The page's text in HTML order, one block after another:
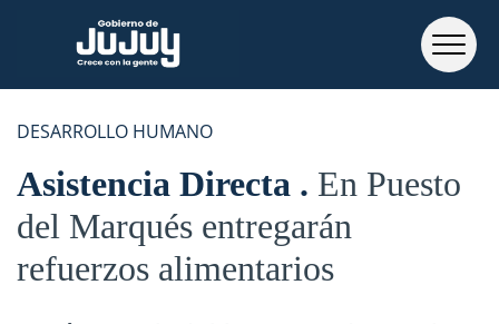
DESARROLLO HUMANO
Asistencia Directa
En Puesto
del Marqués entregarán
refuerzos alimentarios